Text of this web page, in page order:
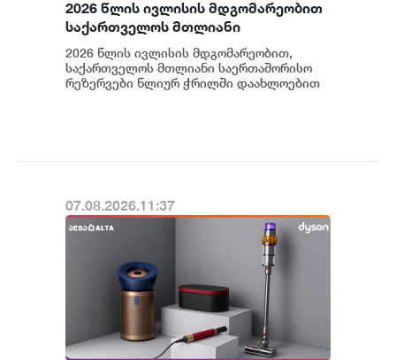
2026 წლის ივლისის მდგომარეობით
საქართველოს მთლიანი
საერთაშორისო რეზერვები $7.5
მილიარდს აჭარბებს
2026 წლის ივლისის მდგომარეობით,
საქართველოს მთლიანი საერთაშორისო
რეზერვები წლიურ ჭრილში დაახლოებით
07.08.2026.11:37